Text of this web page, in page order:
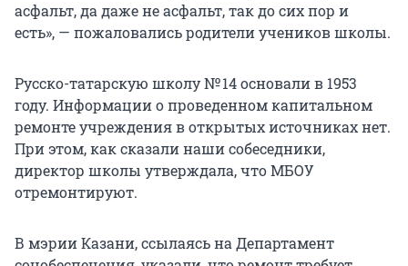
асфальт, да даже не асфальт, так до сих пор и
есть», — пожаловались родители учеников школы.
Русско-татарскую школу № 14 основали в 1953
году. Информации о проведенном капитальном
ремонте учреждения в открытых источниках нет.
При этом, как сказали наши собеседники,
директор школы утверждала, что МБОУ
отремонтируют.
В мэрии Казани, ссылаясь на Департамент